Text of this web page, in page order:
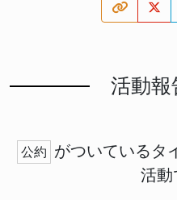
活動報
公約 がついているタ
活動